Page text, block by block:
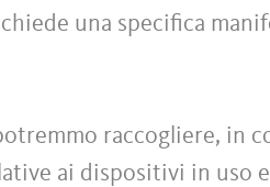
una specifica
raccogliere, in
ai dispositivi in uso